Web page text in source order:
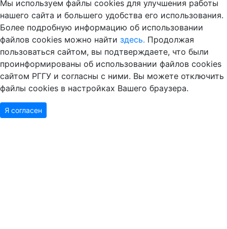
Мы используем файлы cookies для улучшения работы
нашего сайта и большего удобства его использования.
Более подробную информацию об использовании
файлов cookies можно найти здесь. Продолжая
пользоваться сайтом, вы подтверждаете, что были
проинформированы об использовании файлов cookies
сайтом РГГУ и согласны с ними. Вы можете отключить
файлы cookies в настройках Вашего браузера.
Я согласен